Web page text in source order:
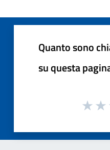
Quanto sono
su questa